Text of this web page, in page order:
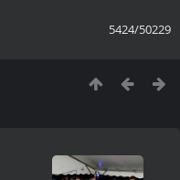
5424/50229